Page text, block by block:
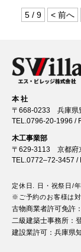
5 / 9 < 前へ
本 社
〒668-0233 兵庫県
TEL.0796-20-1996 /
木工事業部
〒629-3113 京都府
TEL.0772–72-3457 /
定休日. 日・祝祭日/
※ご予約のお客様は
古物商業者許可免許：
二級建築士事務所：
建設業許可： 兵庫県